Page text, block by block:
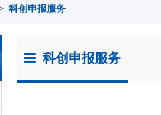
科创申报服务
科创申报服务